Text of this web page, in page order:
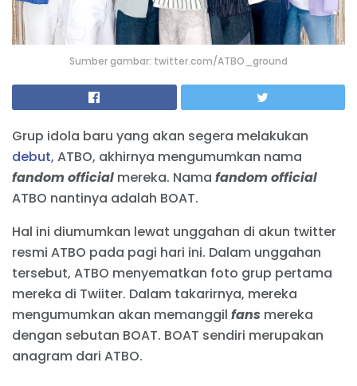
Sumber gambar: twitter.com/ATBO_ground
Grup idola baru yang akan segera melakukan
debut, ATBO, akhirnya mengumumkan nama
fandom official mereka. Nama fandomofficial
ATBO nantinya adalah BOAT.
Hal ini diumumkan lewat unggahan di akun twitter
resmi ATBO pada pagi hari ini. Dalam unggahan
tersebut, ATBO menyematkan foto grup pertama
mereka di Twiiter. Dalam takarirnya, mereka
mengumumkan akan memanggil fans mereka
dengan sebutan BOAT. BOAT sendiri merupakan
anagram dari ATBO.